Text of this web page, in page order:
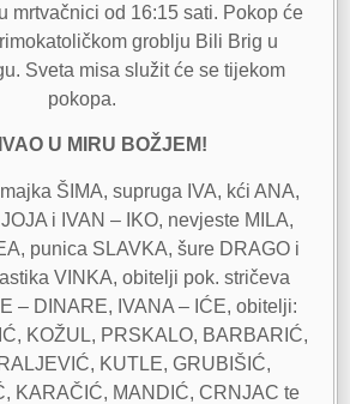
mrtvačnici od 16:15 sati. Pokop će
groblju Bili Brig u
Sveta misa služit će se tijekom
pokopa.
U MIRU BOŽJEM!
ŠIMA, supruga IVA, kći ANA,
i IVAN – IKO, nevjeste MILA,
punica SLAVKA, šure DRAGO i
VINKA, obitelji pok. stričeva
– DINARE, IVANA – IĆE, obitelji:
KOŽUL, PRSKALO, BARBARIĆ,
KUTLE, GRUBIŠIĆ,
KARAČIĆ, MANDIĆ, CRNJAC te